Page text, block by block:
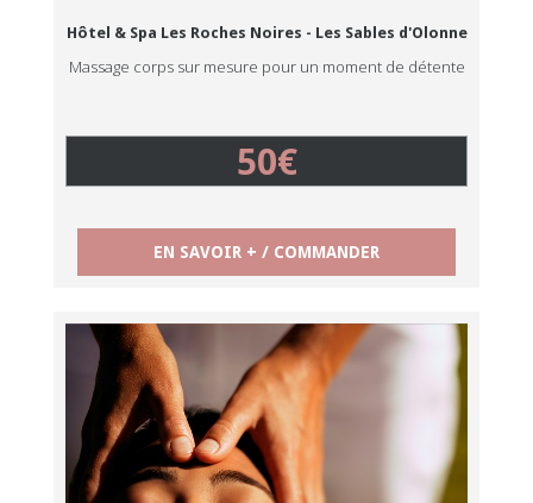
Hôtel & Spa Les Roches Noires - Les Sables d'Olonne
Massage corps sur mesure pour un moment de détente
50€
EN SAVOIR + / COMMANDER